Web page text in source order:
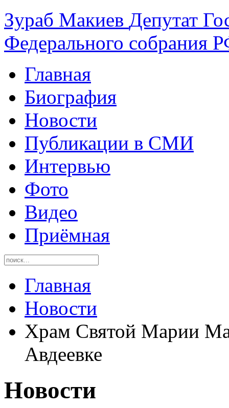
Зураб Макиев Депутат
Федерального собрания
Главная
Биография
Новости
Публикации в СМИ
Интервью
Фото
Видео
Приёмная
Главная
Новости
Храм Святой Марии
Авдеевке
Новости